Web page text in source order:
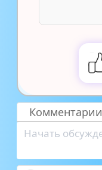
Комментарии